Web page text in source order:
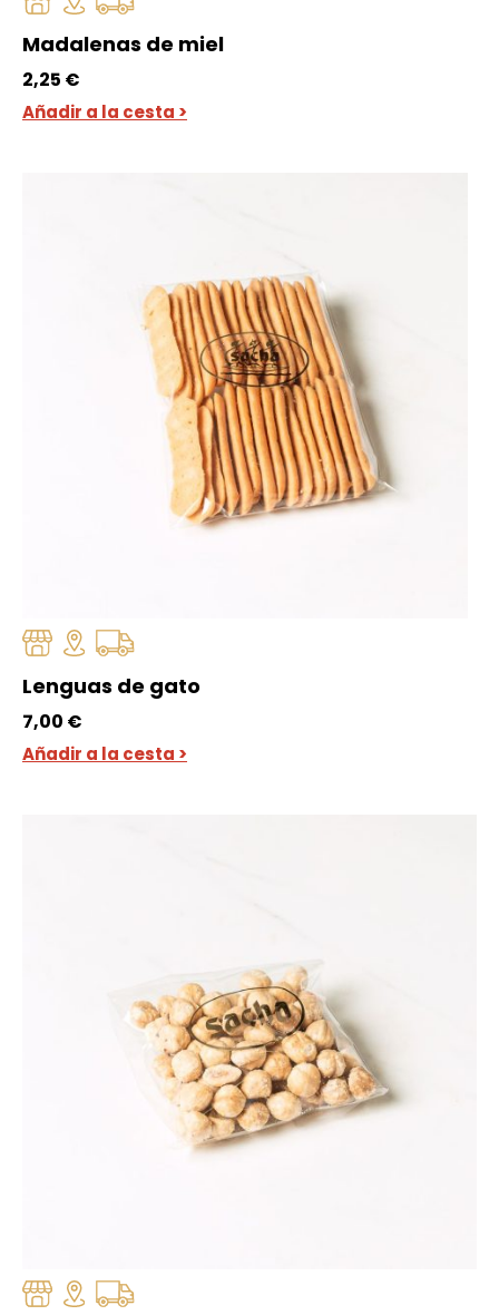
Madalenas de miel
2,25 €
Añadir a la cesta >
Lenguas de gato
7,00 €
Añadir a la cesta >